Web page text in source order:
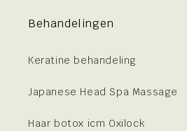
Behandelingen
Keratine behandeling
Japanese Head Spa Massage
Haar botox icm Oxilock